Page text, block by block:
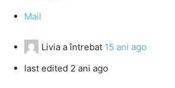
Mail
Livia a întrebat 15 ani ago
last edited 2 ani ago